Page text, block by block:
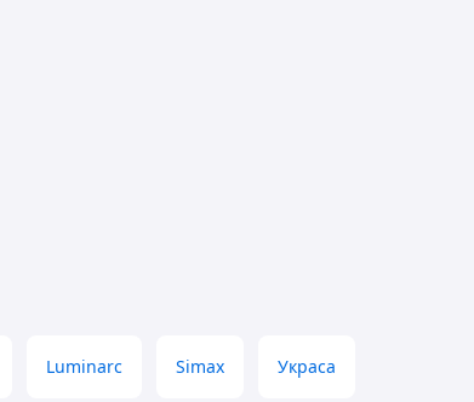
Luminarc Simax Украса